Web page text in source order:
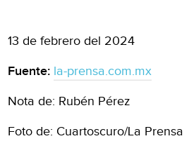
13 de febrero del 2024
Fuente: la-prensa.com.mx
Nota de: Rubén Pérez
Foto de: Cuartoscuro/La Prensa